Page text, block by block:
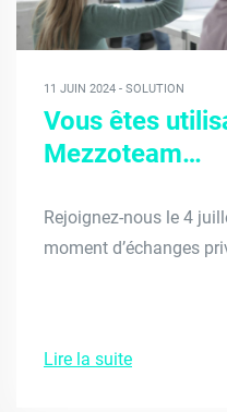
11 JUIN 2024 - SOLUTION
Vous êtes
Mezzoteam…
Rejoignez-nous le 4
moment d’échanges
Lire la suite